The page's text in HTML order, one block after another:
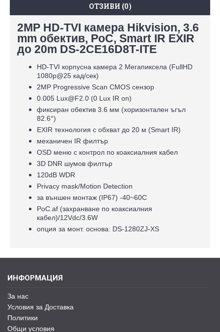
ОТЗИВИ (0)
2MP HD-TVI камера Hikvision, 3.6
mm обектив, PoC, Smart IR EXIR
до 20m DS-2CE16D8T-ITE
HD-TVI корпусна камера 2 Мегапиксела (FullHD
1080p@25 кад/сек)
2MP Progressive Scan CMOS сензор
0.005 Lux@F2.0 (0 Lux IR on)
фиксиран обектив 3.6 мм (хоризонтален ъгъл
82.6°)
EXIR технология с обхват до 20 м (Smart IR)
механичен IR филтър
OSD меню с контрол по коаксиалния кабел
3D DNR шумов филтър
120dB WDR
Privacy mask/Motion Detection
за външен монтаж (IP67) -40~60C
PoC.af (захранване по коаксиалния
кабел)/12Vdc/3.6W
опция за монт. основа: DS-1280ZJ-XS
ИНФОРМАЦИЯ
За нас
Условия за Доставка
Политики
Общи условия